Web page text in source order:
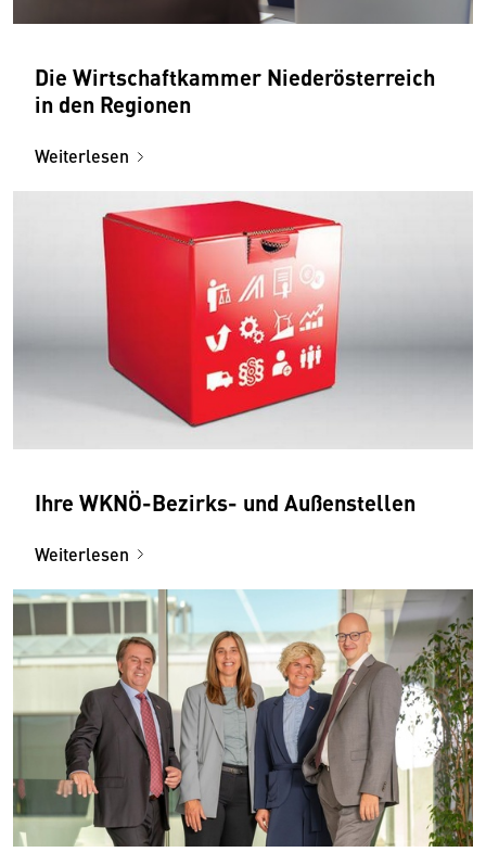
Die Wirtschaftkammer Niederösterreich
in den Regionen
Weiterlesen
Ihre WKNÖ-Bezirks- und Außenstellen
Weiterlesen